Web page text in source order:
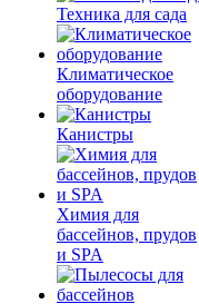
Техника для сада
Климатическое
оборудование
Канистры
Химия для
бассейнов, прудов
и SPA